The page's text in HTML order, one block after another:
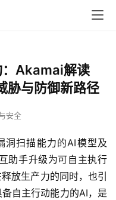
：Akamai解读
胁与防御新路径
安全
洞扫描能力的AI模型及
助手升级为可自主执行
放生产力的同时，也引
自主行动能力的AI，是